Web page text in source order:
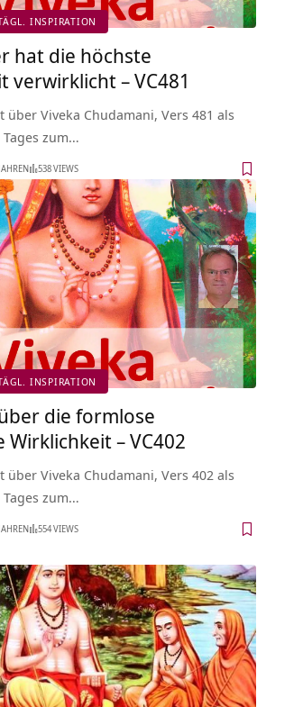
INSPIRATION
hat die höchste
verwirklicht – VC481
über Viveka Chudamani, Vers 481 als
zum…
538 VIEWS
INSPIRATION
die formlose
– VC402
über Viveka Chudamani, Vers 402 als
zum…
554 VIEWS